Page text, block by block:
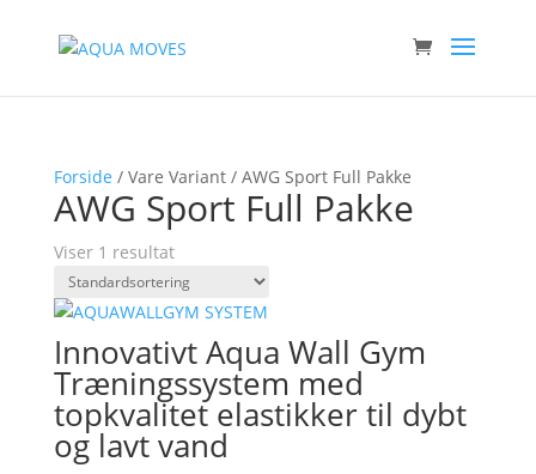
Forside / Vare Variant / AWG Sport Full Pakke
AWG Sport Full Pakke
Viser 1 resultat
Innovativt Aqua Wall Gym
Træningssystem med
topkvalitet elastikker til dybt
og lavt vand